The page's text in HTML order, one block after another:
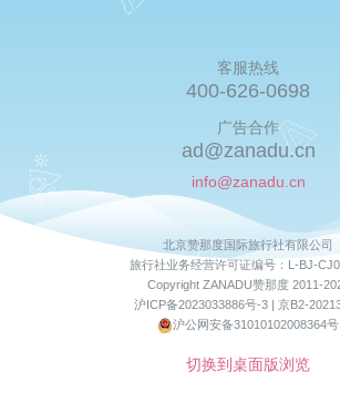
客服热线
400-626-0698
广告合作
ad@zanadu.cn
info@zanadu.cn
北京赞那度国际旅行社有限公司
旅行社业务经营许可证编号：L-BJ-
Copyright ZANADU赞那度 2011-
沪ICP备2023033886号-3 | 京B2-
沪公网安备31010102008364号
切换到桌面版浏览